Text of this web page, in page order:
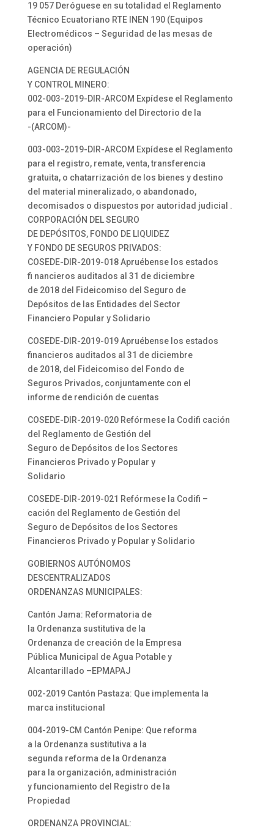
19 057 Deróguese en su totalidad el Reglamento
Técnico Ecuatoriano RTE INEN 190 (Equipos
Electromédicos – Seguridad de las mesas de
operación)
AGENCIA DE REGULACIÓN
Y CONTROL MINERO:
002-003-2019-DIR-ARCOM Expídese el Reglamento
para el Funcionamiento del Directorio de la
-(ARCOM)-
003-003-2019-DIR-ARCOM Expídese el Reglamento
para el registro, remate, venta, transferencia
gratuita, o chatarrización de los bienes y destino
del material mineralizado, o abandonado,
decomisados o dispuestos por autoridad judicial .
CORPORACIÓN DEL SEGURO
DE DEPÓSITOS, FONDO DE LIQUIDEZ
Y FONDO DE SEGUROS PRIVADOS:
COSEDE-DIR-2019-018 Apruébense los estados
fi nancieros auditados al 31 de diciembre
de 2018 del Fideicomiso del Seguro de
Depósitos de las Entidades del Sector
Financiero Popular y Solidario
COSEDE-DIR-2019-019 Apruébense los estados
financieros auditados al 31 de diciembre
de 2018, del Fideicomiso del Fondo de
Seguros Privados, conjuntamente con el
informe de rendición de cuentas
COSEDE-DIR-2019-020 Refórmese la Codifi cación
del Reglamento de Gestión del
Seguro de Depósitos de los Sectores
Financieros Privado y Popular y
Solidario
COSEDE-DIR-2019-021 Refórmese la Codifi –
cación del Reglamento de Gestión del
Seguro de Depósitos de los Sectores
Financieros Privado y Popular y Solidario
GOBIERNOS AUTÓNOMOS
DESCENTRALIZADOS
ORDENANZAS MUNICIPALES:
Cantón Jama: Reformatoria de
la Ordenanza sustitutiva de la
Ordenanza de creación de la Empresa
Pública Municipal de Agua Potable y
Alcantarillado –EPMAPAJ
002-2019 Cantón Pastaza: Que implementa la
marca institucional
004-2019-CM Cantón Penipe: Que reforma
a la Ordenanza sustitutiva a la
segunda reforma de la Ordenanza
para la organización, administración
y funcionamiento del Registro de la
Propiedad
ORDENANZA PROVINCIAL: